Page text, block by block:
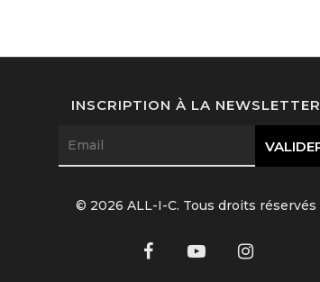
INSCRIPTION À LA NEWSLETTER
© 2026 ALL-I-C. Tous droits réservés